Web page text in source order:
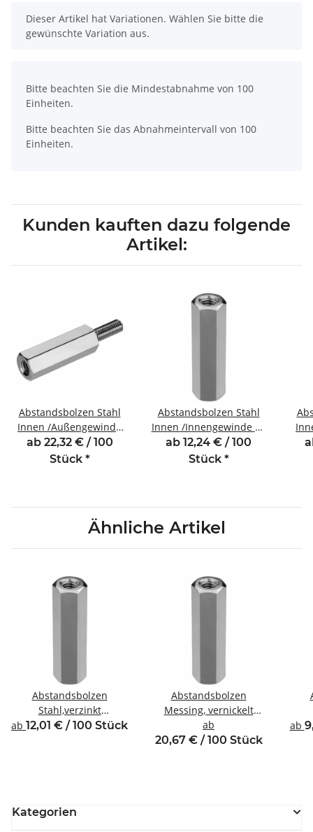
x
Dieser Artikel hat Variationen. Wählen Sie bitte die
gewünschte Variation aus.
Bitte beachten Sie die Mindestabnahme von 100
Einheiten.
Bitte beachten Sie das Abnahmeintervall von 100
Einheiten.
Kunden kauften dazu folgende
Artikel:
Abstandsbolzen Stahl
Innen /Außengewinde
15 mm M5 SW8 AG 8
ab 22,32 € / 100
Stück *
Abstandsbolzen Stahl
Innen /Innengewinde 15
mm M3 SW5,5
ab 12,24 € / 100
Stück *
Ähnliche Artikel
Abstandsbolzen
Stahl,verzinkt
Innen/Innengewinde M4
ab 12,01 € / 100 Stück
Abstandsbolzen
Messing, vernickelt
Innen/Innengewinde M5
SW8
ab
20,67 € / 100 Stück
ab
Kategorien